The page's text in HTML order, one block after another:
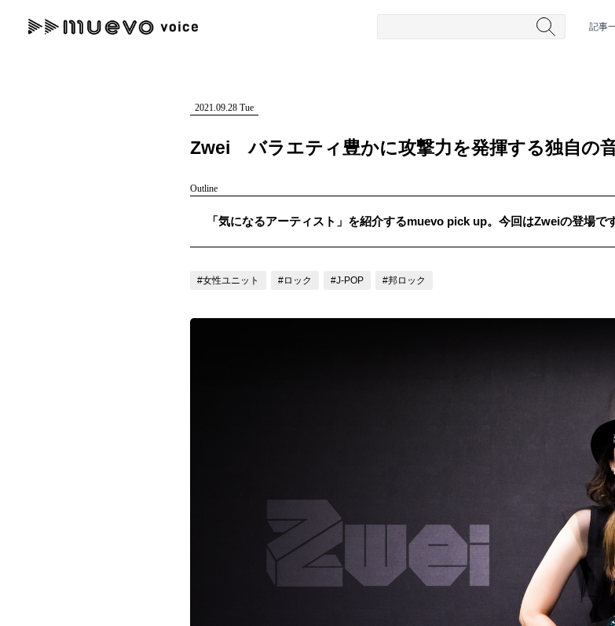
記事
#女性SSW #ロック #男性シンガー #HR/HM #女性シンガー #ヒップホップ #
"読者の声を形にする”音楽特化メディア
2021.09.28 Tue
Zwei バラエティ豊かに攻撃力を発揮する独自の
Outline
「気になるアーティスト」を紹介するmuevo pick up。今回はZweiの登場です
#女性ユニット #ロック #J-POP #邦ロック